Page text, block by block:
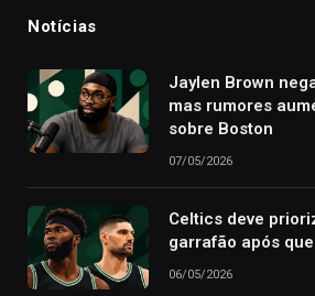
Notícias
Jaylen Brown
mas rumores
sobre Boston
07/05/2026
Celtics deve
garrafão após
06/05/2026